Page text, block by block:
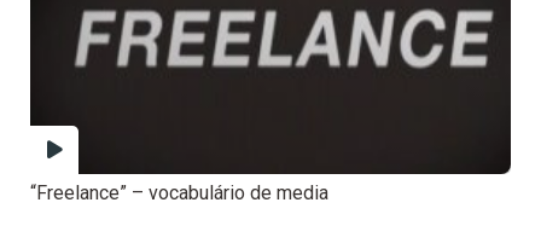
“Freelance” – vocabulário de media